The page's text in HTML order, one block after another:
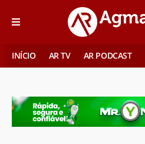
INÍCIO AR TV AR PODCAST